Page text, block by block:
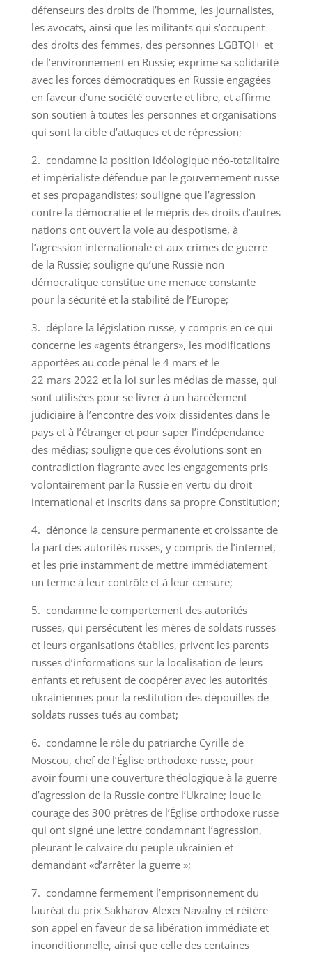
défenseurs des droits de l’homme, les journalistes,
les avocats, ainsi que les militants qui s’occupent
des droits des femmes, des personnes LGBTQI+ et
de l’environnement en Russie; exprime sa solidarité
avec les forces démocratiques en Russie engagées
en faveur d’une société ouverte et libre, et affirme
son soutien à toutes les personnes et organisations
qui sont la cible d’attaques et de répression;
2. condamne la position idéologique néo-totalitaire
et impérialiste défendue par le gouvernement russe
et ses propagandistes; souligne que l’agression
contre la démocratie et le mépris des droits d’autres
nations ont ouvert la voie au despotisme, à
l’agression internationale et aux crimes de guerre
de la Russie; souligne qu’une Russie non
démocratique constitue une menace constante
pour la sécurité et la stabilité de l’Europe;
3. déplore la législation russe, y compris en ce qui
concerne les «agents étrangers», les modifications
apportées au code pénal le 4 mars et le
22 mars 2022 et la loi sur les médias de masse, qui
sont utilisées pour se livrer à un harcèlement
judiciaire à l’encontre des voix dissidentes dans le
pays et à l’étranger et pour saper l’indépendance
des médias; souligne que ces évolutions sont en
contradiction flagrante avec les engagements pris
volontairement par la Russie en vertu du droit
international et inscrits dans sa propre Constitution;
4. dénonce la censure permanente et croissante de
la part des autorités russes, y compris de l’internet,
et les prie instamment de mettre immédiatement
un terme à leur contrôle et à leur censure;
5. condamne le comportement des autorités
russes, qui persécutent les mères de soldats russes
et leurs organisations établies, privent les parents
russes d’informations sur la localisation de leurs
enfants et refusent de coopérer avec les autorités
ukrainiennes pour la restitution des dépouilles de
soldats russes tués au combat;
6. condamne le rôle du patriarche Cyrille de
Moscou, chef de l’Église orthodoxe russe, pour
avoir fourni une couverture théologique à la guerre
d’agression de la Russie contre l’Ukraine; loue le
courage des 300 prêtres de l’Église orthodoxe russe
qui ont signé une lettre condamnant l’agression,
pleurant le calvaire du peuple ukrainien et
demandant «d’arrêter la guerre »;
7. condamne fermement l’emprisonnement du
lauréat du prix Sakharov Alexeï Navalny et réitère
son appel en faveur de sa libération immédiate et
inconditionnelle, ainsi que celle des centaines